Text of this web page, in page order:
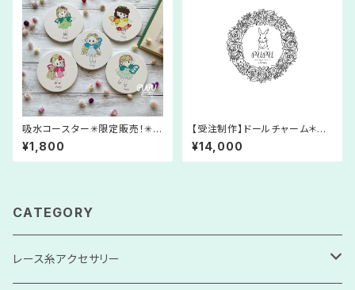
吸水コースター✳︎限定販売！✳︎オ
リジナルキャラクター✳︎環境に優
しい✳︎自然素材✳︎SDGs
¥1,800
【受注制作】ドールチャーム＊あ
みぐるみ＊継母＊サンドリヨン＊
シンデレラ＊人形＊レース糸＊プ
リンセス＊童話
¥14,000
CATEGORY
レース糸アクセサリー